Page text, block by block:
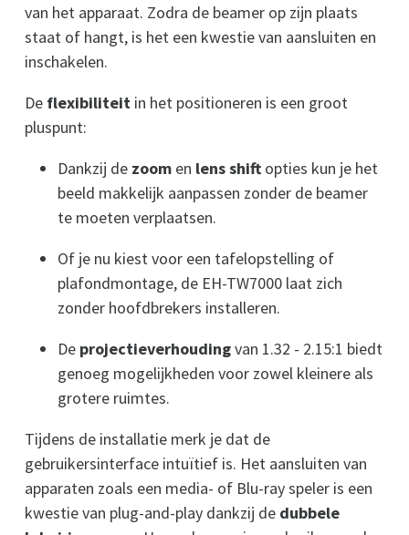
van het apparaat. Zodra de beamer op zijn plaats
staat of hangt, is het een kwestie van aansluiten en
inschakelen.
De flexibiliteit in het positioneren is een groot
pluspunt:
Dankzij de zoom en lens shift opties kun je het
beeld makkelijk aanpassen zonder de beamer
te moeten verplaatsen.
Of je nu kiest voor een tafelopstelling of
plafondmontage, de EH-TW7000 laat zich
zonder hoofdbrekers installeren.
De projectieverhoudingvan 1.32 - 2.15:1 biedt
genoeg mogelijkheden voor zowel kleinere als
grotere ruimtes.
Tijdens de installatie merk je dat de
gebruikersinterface intuïtief is. Het aansluiten van
apparaten zoals een media- of Blu-ray speler is een
kwestie van plug-and-play dankzij de dubbele